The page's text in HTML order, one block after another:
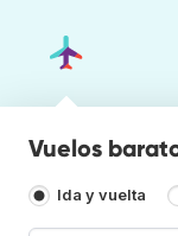
Vuelos
Ida y vuelta